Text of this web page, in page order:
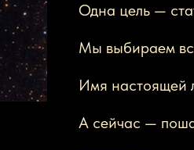
Одна цель —
Мы выбираем
Имя настоящей
А сейчас —